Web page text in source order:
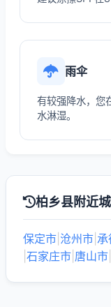
雨伞
有较强降水，您
水淋湿。
柏乡县附近
保定市 沧州市 承
石家庄市 唐山市